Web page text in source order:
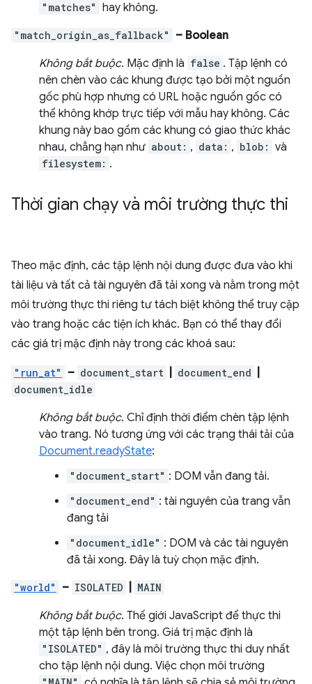
"matches" hay không.
"match_origin_as_fallback"
– Boolean
Không bắt buộc. Mặc định là false . Tập lệnh có
nên chèn vào các khung được tạo bởi một nguồn
gốc phù hợp nhưng có URL hoặc nguồn gốc có
thể không khớp trực tiếp với mẫu hay không. Các
khung này bao gồm các khung có giao thức khác
nhau, chẳng hạn như about: , data: , blob: và
filesystem: .
Thời gian chạy và môi trường thực thi
Theo mặc định, các tập lệnh nội dung được đưa vào khi
tài liệu và tất cả tài nguyên đã tải xong và nằm trong một
môi trường thực thi riêng tư tách biệt không thể truy cập
vào trang hoặc các tiện ích khác. Bạn có thể thay đổi
các giá trị mặc định này trong các khoá sau:
"run_at" – document_start document_end
document_idle
Không bắt buộc. Chỉ định thời điểm chèn tập lệnh
vào trang. Nó tương ứng với các trạng thái tải của
Document.readyState:
"document_start" : DOM vẫn đang tải.
"document_end" : tài nguyên của trang vẫn
đang tải
"document_idle" : DOM và các tài nguyên
đã tải xong. Đây là tuỳ chọn mặc định.
"world" – ISOLATED MAIN
Không bắt buộc. Thế giới JavaScript để thực thi
một tập lệnh bên trong. Giá trị mặc định là
"ISOLATED" , đây là môi trường thực thi duy nhất
cho tập lệnh nội dung. Việc chọn môi trường